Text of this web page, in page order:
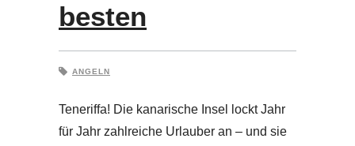
besten
ANGELN
Teneriffa! Die kanarische Insel lockt Jahr
für Jahr zahlreiche Urlauber an – und sie